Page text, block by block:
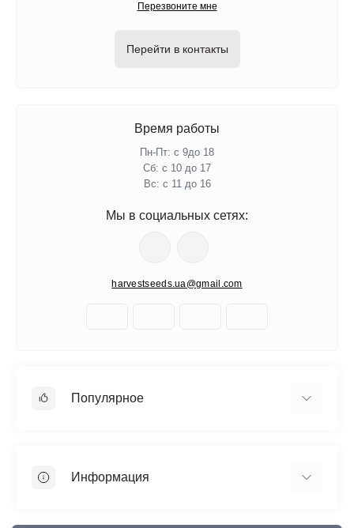
Перезвоните мне
Перейти в контакты
Время работы
Пн-Пт: с 9до 18
Сб: с 10 до 17
Вс: с 11 до 16
Мы в социальных сетях:
harvestseeds.ua@gmail.com
Популярное
Быстроцветущие сорта
Информация